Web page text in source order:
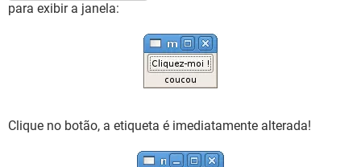
para exibir a janela:
Clique no botão, a etiqueta é imediatamente alterada!